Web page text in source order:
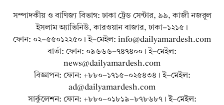
সম্পাদকীয় ও বাণিজ্য বিভাগ: ঢাকা ট্রেড সেন্টার, ৯৯, কাজী নজরুল
ইসলাম অ্যাভিনিউ, কারওয়ান বাজার, ঢাকা-১২১৫।
ফোন: ০২-৫৫০১২২৫০। ই-মেইল: info@dailyamardesh.com
বার্তা: ফোন: ০৯৬৬৬-৭৪৭৪০০। ই-মেইল:
news@dailyamardesh.com
বিজ্ঞাপন: ফোন: +৮৮০-১৭১৫-০২৫৪৩৪ । ই-মেইল:
ad@dailyamardesh.com
সার্কুলেশন: ফোন: +৮৮০-০১৮১৯-৮৭৮৬৮৭ । ই-মেইল: